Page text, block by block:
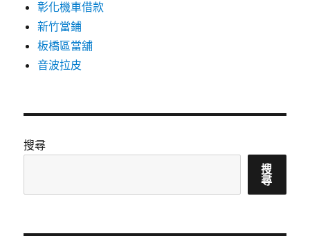
彰化機車借款
新竹當鋪
板橋區當舖
音波拉皮
搜尋
搜
尋